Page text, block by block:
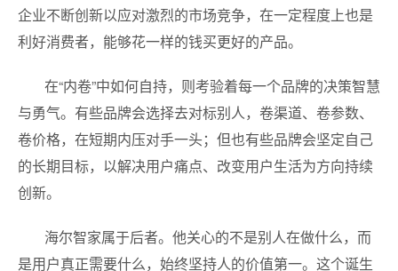
企业不断创新以应对激烈的市场竞争，在一定程度上也是
利好消费者，能够花一样的钱买更好的产品。
在“内卷”中如何自持，则考验着每一个品牌的决策智慧
与勇气。有些品牌会选择去对标别人，卷渠道、卷参数、
卷价格，在短期内压对手一头；但也有些品牌会坚定自己
的长期目标，以解决用户痛点、改变用户生活为方向持续
创新。
海尔智家属于后者。他关心的不是别人在做什么，而
是用户真正需要什么，始终坚持人的价值第一。这个诞生